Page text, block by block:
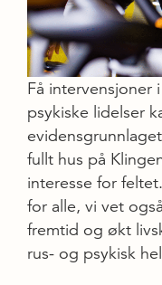
Få intervensjoner
psykiske lidelser
fullt hus på
interesse for
for alle, vi vet
fremtid og økt
rus- og psykisk